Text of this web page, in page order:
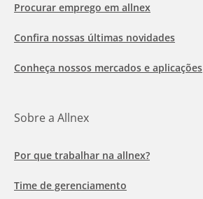
Procurar emprego em allnex
Confira nossas últimas novidades
Conheça nossos mercados e aplicações
Sobre a Allnex
Por que trabalhar na allnex?
Time de gerenciamento